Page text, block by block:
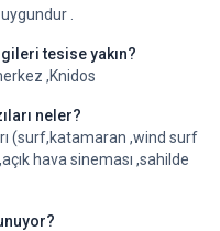
.
tesise yakın?
,Knidos
neler?
(surf,katamaran ,wind surf
hava sineması ,sahilde